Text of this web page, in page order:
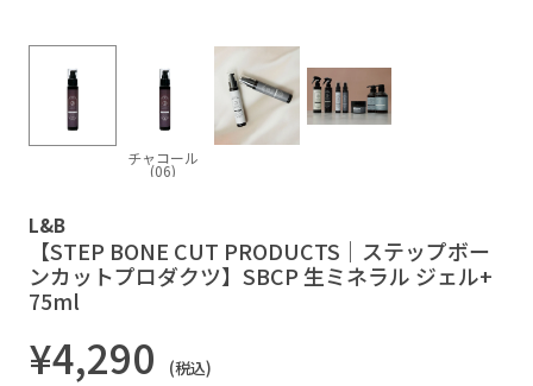
チャコール
(06)
L&B
【STEP BONE CUT PRODUCTS｜ステップボー
ンカットプロダクツ】SBCP 生ミネラル ジェル+
75ml
¥4,290 (税込)